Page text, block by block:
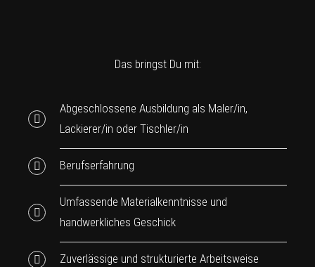
Das bringst Du mit:
Abgeschlossene Ausbildung als Maler/in,
Lackierer/in oder Tischler/in
Berufserfahrung
Umfassende Materialkenntnisse und
handwerkliches Geschick
Zuverlässige und strukturierte Arbeitsweise